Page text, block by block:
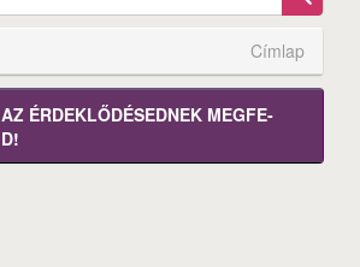
Címlap
ÉRDEK­LŐDÉ­SEDNEK MEGFE­